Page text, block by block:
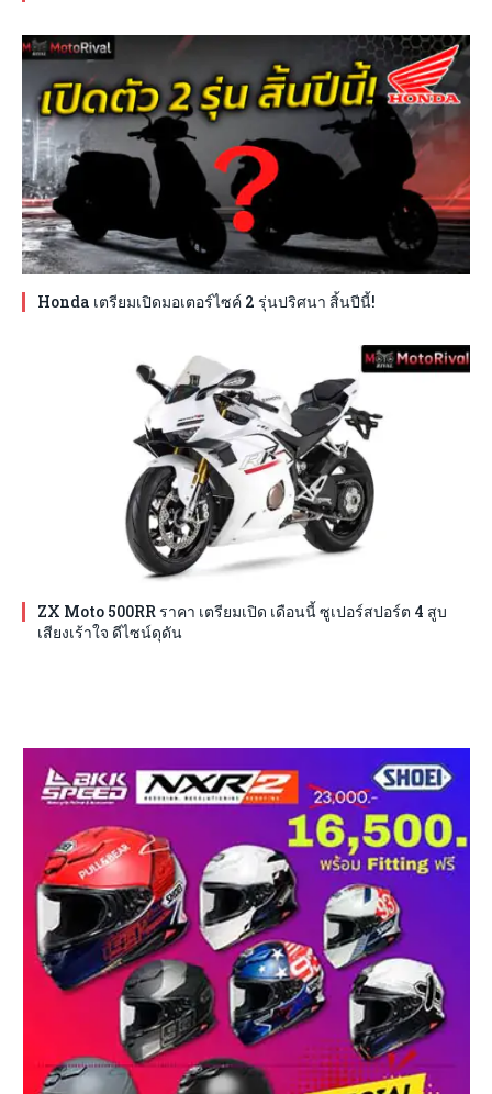
Honda เตรียมเปิดมอเตอร์ไซค์ 2 รุ่นปริศนา สิ้นปีนี้!
ZX Moto 500RR ราคา เตรียมเปิด เดือนนี้ ซูเปอร์สปอร์ต 4 สูบ
เสียงเร้าใจ ดีไซน์ดุดัน